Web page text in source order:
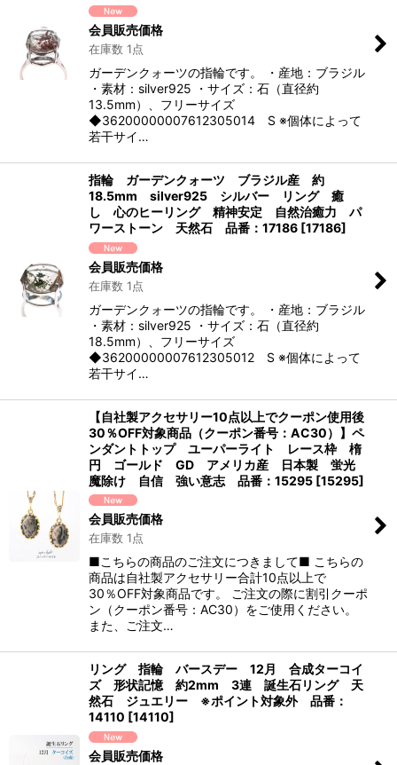
会員販売価格
在庫数 1点
ガーデンクォーツの指輪です。 ・産地：ブラジル
・素材：silver925 ・サイズ：石（直径約
13.5mm）、フリーサイズ
◆36200000007612305014 S ※個体によって
若干サイ…
指輪 ガーデンクォーツ ブラジル産 約
18.5mm silver925 シルバー リング 癒
し 心のヒーリング 精神安定 自然治癒力 パ
ワーストーン 天然石 品番：17186 [17186]
会員販売価格
在庫数 1点
ガーデンクォーツの指輪です。 ・産地：ブラジル
・素材：silver925 ・サイズ：石（直径約
18.5mm）、フリーサイズ
◆36200000007612305012 S ※個体によって
若干サイ…
【自社製アクセサリー10点以上でクーポン使用後
30％OFF対象商品（クーポン番号：AC30）】ペ
ンダントトップ ユーパーライト レース枠 楕
円 ゴールド GD アメリカ産 日本製 蛍光
魔除け 自信 強い意志 品番：15295 [15295]
会員販売価格
在庫数 1点
■こちらの商品のご注文につきまして■ こちらの
商品は自社製アクセサリー合計10点以上で
30％OFF対象商品です。 ご注文の際に割引クーポ
ン（クーポン番号：AC30）をご使用ください。
また、ご注文…
リング 指輪 バースデー 12月 合成ターコイ
ズ 形状記憶 約2mm 3連 誕生石リング 天
然石 ジュエリー ※ポイント対象外 品番：
14110 [14110]
会員販売価格